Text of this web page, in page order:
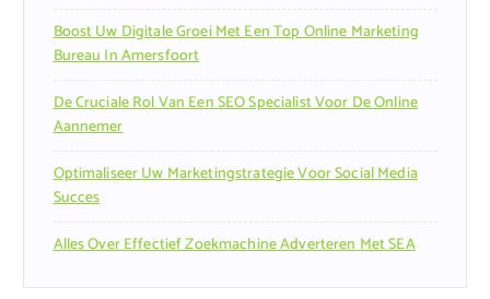
Boost Uw Digitale Groei Met Een Top Online Marketing
Bureau In Amersfoort
De Cruciale Rol Van Een SEO Specialist Voor De Online
Aannemer
Optimaliseer Uw Marketingstrategie Voor Social Media
Succes
Alles Over Effectief Zoekmachine Adverteren Met SEA